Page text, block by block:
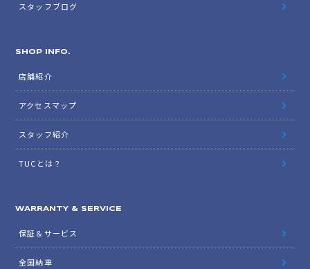
スタッフブログ
SHOP INFO.
店舗紹介
アクセスマップ
スタッフ紹介
TUCとは？
WARRANTY & SERVICE
保証＆サービス
全国納車